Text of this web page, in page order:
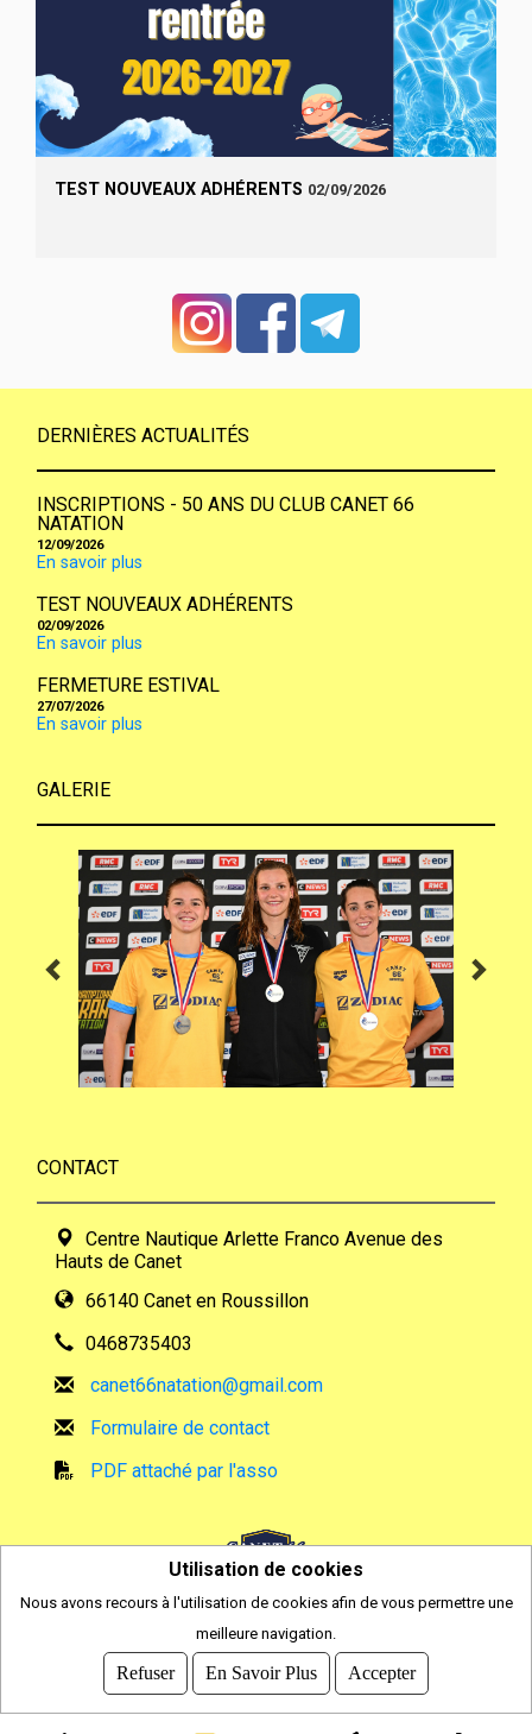
TEST NOUVEAUX ADHÉRENTS 02/09/2026
DERNIÈRES ACTUALITÉS
INSCRIPTIONS - 50 ANS DU CLUB CANET 66
NATATION
12/09/2026
En savoir plus
TEST NOUVEAUX ADHÉRENTS
02/09/2026
En savoir plus
FERMETURE ESTIVAL
27/07/2026
En savoir plus
GALERIE
CONTACT
Centre Nautique Arlette Franco Avenue des
Hauts de Canet
66140 Canet en Roussillon
0468735403
canet66natation@gmail.com
Formulaire de contact
PDF attaché par l'asso
2026
© COMITI -CGVU
OPTIMISÉ POUR CHROME ET FIREFOX
Utilisation de cookies
Nous avons recours à l'utilisation de cookies afin de vous permettre une
meilleure navigation.
Refuser En Savoir Plus Accepter